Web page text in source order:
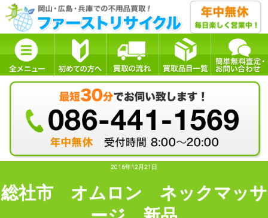
2016年12月21日
総社市 オムロン ネックマッサ